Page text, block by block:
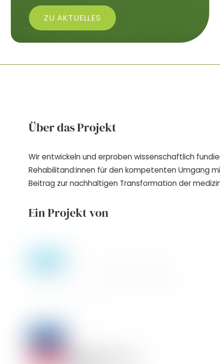
ZU AKTUELLES
Über das Projekt
Wir entwickeln und erproben wissenschaftlich
Rehabilitand:innen für den kompetenten Umgang
Beitrag zur nachhaltigen Transformation der
Ein Projekt von